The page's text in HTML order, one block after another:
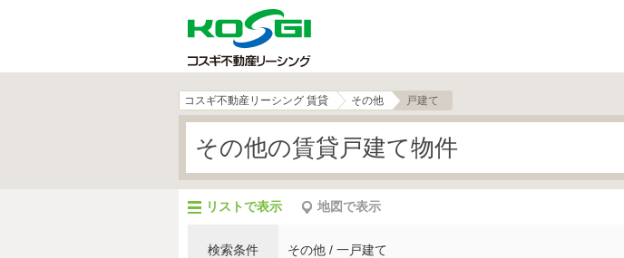
コスギ不動産リーシング 賃貸 その他 戸建て
その他の賃貸戸建て物件
リストで表示 地図で表示
検索条件 その他 / 一戸建て